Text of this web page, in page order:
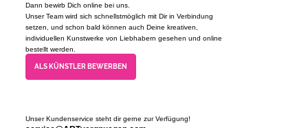
Dann bewirb Dich online bei uns.
Unser Team wird sich schnellstmöglich mit Dir in Verbindung
setzen, und schon bald können auch Deine kreativen,
individuellen Kunstwerke von Liebhabern gesehen und online
bestellt werden.
ALS KÜNSTLER BEWERBEN
Unser Kundenservice steht dir gerne zur Verfügung!